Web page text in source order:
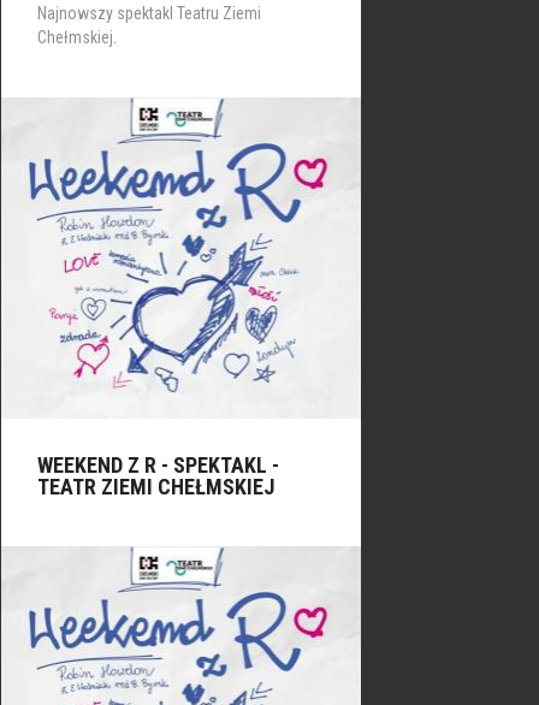
Najnowszy spektakl Teatru Ziemi
Chełmskiej.
WEEKEND Z R - SPEKTAKL -
TEATR ZIEMI CHEŁMSKIEJ